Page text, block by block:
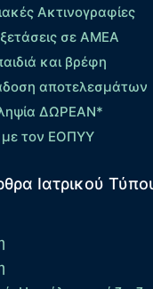
Ακτινογραφίες
σε ΑΜΕΑ
και βρέφη
αποτελεσμάτων
ΔΩΡΕΑΝ*
με τον ΕΟΠΥΥ
Ιατρικού